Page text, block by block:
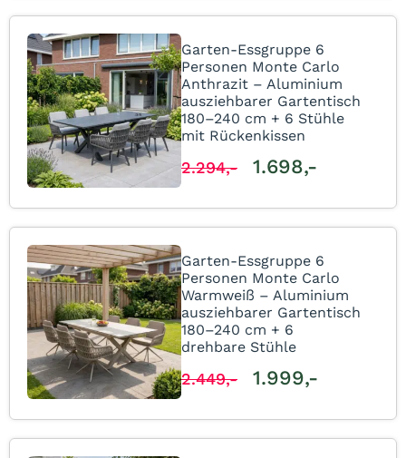
Garten-Essgruppe 6
Personen Monte Carlo
Anthrazit – Aluminium
ausziehbarer Gartentisch
180–240 cm + 6 Stühle
mit Rückenkissen
2.294,- 1.698,-
Garten-Essgruppe 6
Personen Monte Carlo
Warmweiß – Aluminium
ausziehbarer Gartentisch
180–240 cm + 6
drehbare Stühle
2.449,- 1.999,-